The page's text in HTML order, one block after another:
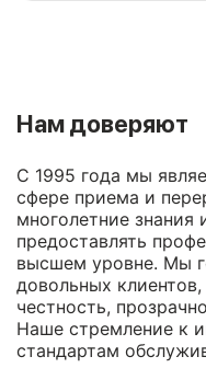
Нам доверяют
С 1995 года мы
сфере приема и
многолетние
предоставлять
высшем уровне. Мы
довольных
честность,
Наше стремление к
стандартам